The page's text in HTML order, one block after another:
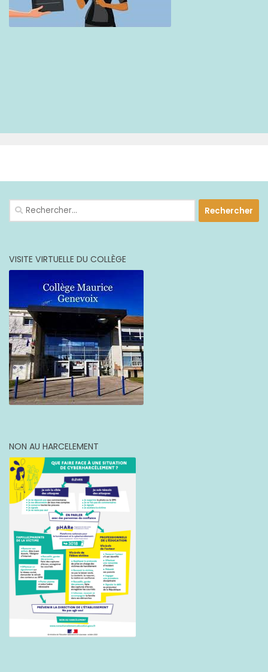
Rechercher :
VISITE VIRTUELLE DU COLLÈGE
NON AU HARCELEMENT